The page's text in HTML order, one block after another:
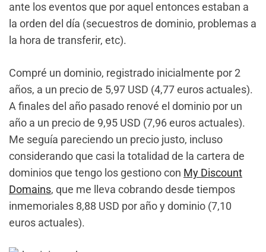
ante los eventos que por aquel entonces estaban a
la orden del día (secuestros de dominio, problemas a
la hora de transferir, etc).
Compré un dominio, registrado inicialmente por 2
años, a un precio de 5,97 USD (4,77 euros actuales).
A finales del año pasado renové el dominio por un
año a un precio de 9,95 USD (7,96 euros actuales).
Me seguía pareciendo un precio justo, incluso
considerando que casi la totalidad de la cartera de
dominios que tengo los gestiono con My Discount
Domains, que me lleva cobrando desde tiempos
inmemoriales 8,88 USD por año y dominio (7,10
euros actuales).